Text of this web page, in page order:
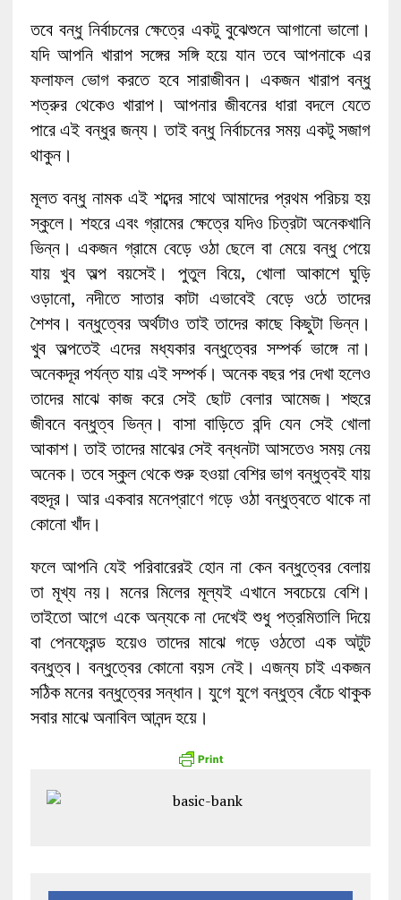
তবে বন্ধু নির্বাচনের ক্ষেত্রে একটু বুঝেশুনে আগানো ভালো।
যদি আপনি খারাপ সঙ্গের সঙ্গি হয়ে যান তবে আপনাকে এর
ফলাফল ভোগ করতে হবে সারাজীবন। একজন খারাপ বন্ধু
শত্রুর থেকেও খারাপ। আপনার জীবনের ধারা বদলে যেতে
পারে এই বন্ধুর জন্য। তাই বন্ধু নির্বাচনের সময় একটু সজাগ
থাকুন।
মূলত বন্ধু নামক এই শব্দের সাথে আমাদের প্রথম পরিচয় হয়
স্কুলে। শহরে এবং গ্রামের ক্ষেত্রে যদিও চিত্রটা অনেকখানি
ভিন্ন। একজন গ্রামে বেড়ে ওঠা ছেলে বা মেয়ে বন্ধু পেয়ে
যায় খুব অল্প বয়সেই। পুতুল বিয়ে, খোলা আকাশে ঘুড়ি
ওড়ানো, নদীতে সাতার কাটা এভাবেই বেড়ে ওঠে তাদের
শৈশব। বন্ধুত্বের অর্থটাও তাই তাদের কাছে কিছুটা ভিন্ন।
খুব অল্পতেই এদের মধ্যকার বন্ধুত্বের সম্পর্ক ভাঙ্গে না।
অনেকদূর পর্যন্ত যায় এই সম্পর্ক। অনেক বছর পর দেখা হলেও
তাদের মাঝে কাজ করে সেই ছোট বেলার আমেজ। শহুরে
জীবনে বন্ধুত্ব ভিন্ন। বাসা বাড়িতে বন্দি যেন সেই খোলা
আকাশ। তাই তাদের মাঝের সেই বন্ধনটা আসতেও সময় নেয়
অনেক। তবে স্কুল থেকে শুরু হওয়া বেশির ভাগ বন্ধুত্বই যায়
বহুদূর। আর একবার মনেপ্রাণে গড়ে ওঠা বন্ধুত্বতে থাকে না
কোনো খাঁদ।
ফলে আপনি যেই পরিবারেরই হোন না কেন বন্ধুত্বের বেলায়
তা মূখ্য নয়। মনের মিলের মূল্যই এখানে সবচেয়ে বেশি।
তাইতো আগে একে অন্যকে না দেখেই শুধু পত্রমিতালি দিয়ে
বা পেনফ্রেন্ড হয়েও তাদের মাঝে গড়ে ওঠতো এক অটুট
বন্ধুত্ব। বন্ধুত্বের কোনো বয়স নেই। এজন্য চাই একজন
সঠিক মনের বন্ধুত্বের সন্ধান। যুগে যুগে বন্ধুত্ব বেঁচে থাকুক
সবার মাঝে অনাবিল আনন্দ হয়ে।